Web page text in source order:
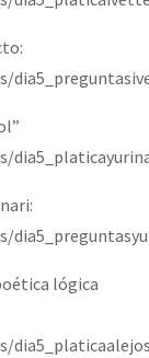
lógica